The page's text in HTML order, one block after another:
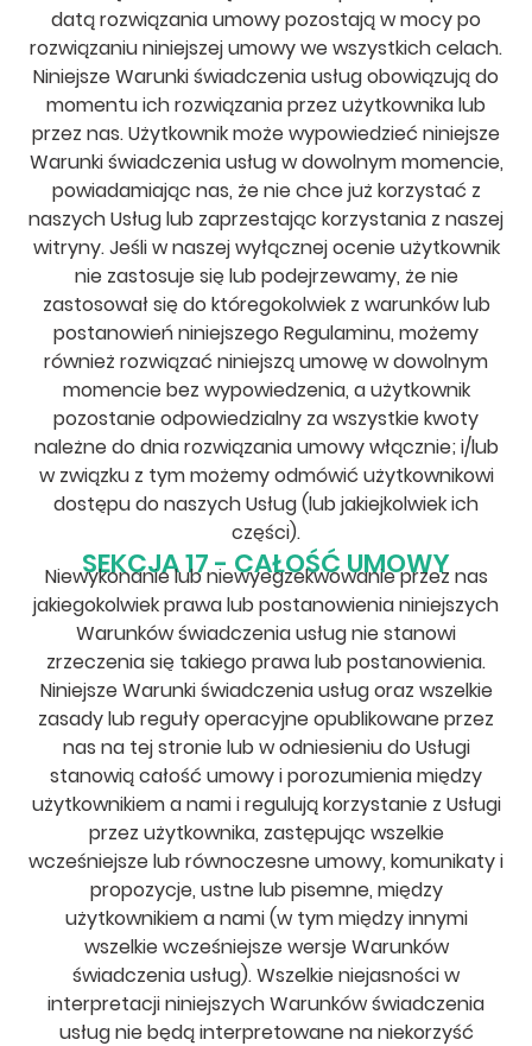
datą rozwiązania umowy pozostają w mocy po
rozwiązaniu niniejszej umowy we wszystkich celach.
Niniejsze Warunki świadczenia usług obowiązują do
momentu ich rozwiązania przez użytkownika lub
przez nas. Użytkownik może wypowiedzieć niniejsze
Warunki świadczenia usług w dowolnym momencie,
powiadamiając nas, że nie chce już korzystać z
naszych Usług lub zaprzestając korzystania z naszej
witryny. Jeśli w naszej wyłącznej ocenie użytkownik
nie zastosuje się lub podejrzewamy, że nie
zastosował się do któregokolwiek z warunków lub
postanowień niniejszego Regulaminu, możemy
również rozwiązać niniejszą umowę w dowolnym
momencie bez wypowiedzenia, a użytkownik
pozostanie odpowiedzialny za wszystkie kwoty
należne do dnia rozwiązania umowy włącznie; i/lub
w związku z tym możemy odmówić użytkownikowi
dostępu do naszych Usług (lub jakiejkolwiek ich
części).
SEKCJA 17 - CAŁOŚĆ UMOWY
Niewykonanie lub niewyegzekwowanie przez nas
jakiegokolwiek prawa lub postanowienia niniejszych
Warunków świadczenia usług nie stanowi
zrzeczenia się takiego prawa lub postanowienia.
Niniejsze Warunki świadczenia usług oraz wszelkie
zasady lub reguły operacyjne opublikowane przez
nas na tej stronie lub w odniesieniu do Usługi
stanowią całość umowy i porozumienia między
użytkownikiem a nami i regulują korzystanie z Usługi
przez użytkownika, zastępując wszelkie
wcześniejsze lub równoczesne umowy, komunikaty i
propozycje, ustne lub pisemne, między
użytkownikiem a nami (w tym między innymi
wszelkie wcześniejsze wersje Warunków
świadczenia usług). Wszelkie niejasności w
interpretacji niniejszych Warunków świadczenia
usług nie będą interpretowane na niekorzyść